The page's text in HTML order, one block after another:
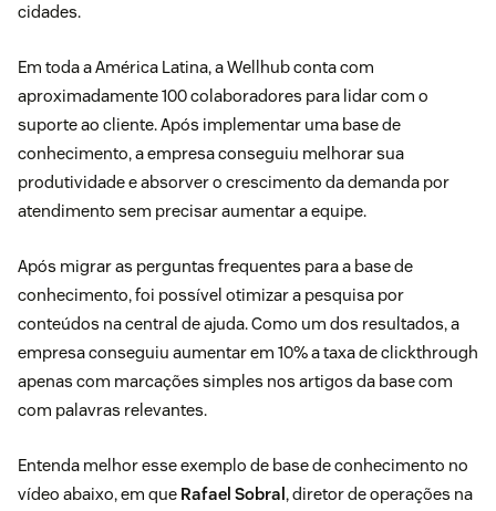
cidades.
Em toda a América Latina, a Wellhub conta com
aproximadamente 100 colaboradores para lidar com o
suporte ao cliente. Após implementar uma base de
conhecimento, a empresa conseguiu melhorar sua
produtividade e absorver o crescimento da demanda por
atendimento sem precisar aumentar a equipe.
Após migrar as perguntas frequentes para a base de
conhecimento, foi possível otimizar a pesquisa por
conteúdos na central de ajuda. Como um dos resultados, a
empresa conseguiu aumentar em 10% a taxa de clickthrough
apenas com marcações simples nos artigos da base com
com palavras relevantes.
Entenda melhor esse exemplo de base de conhecimento no
vídeo abaixo, em que Rafael Sobral , diretor de operações na